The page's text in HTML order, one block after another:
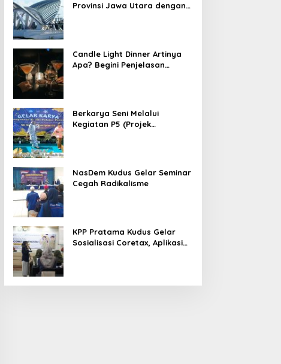
Provinsi Jawa Utara dengan
Candle Light Dinner Artinya
Apa? Begini Penjelasan
Berkarya Seni Melalui
Kegiatan P5 (Projek
NasDem Kudus Gelar Seminar
Cegah Radikalisme
KPP Pratama Kudus Gelar
Sosialisasi Coretax, Aplikasi